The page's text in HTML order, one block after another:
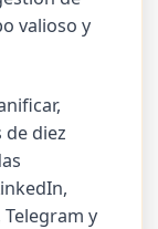
valioso y
diez
Telegram y